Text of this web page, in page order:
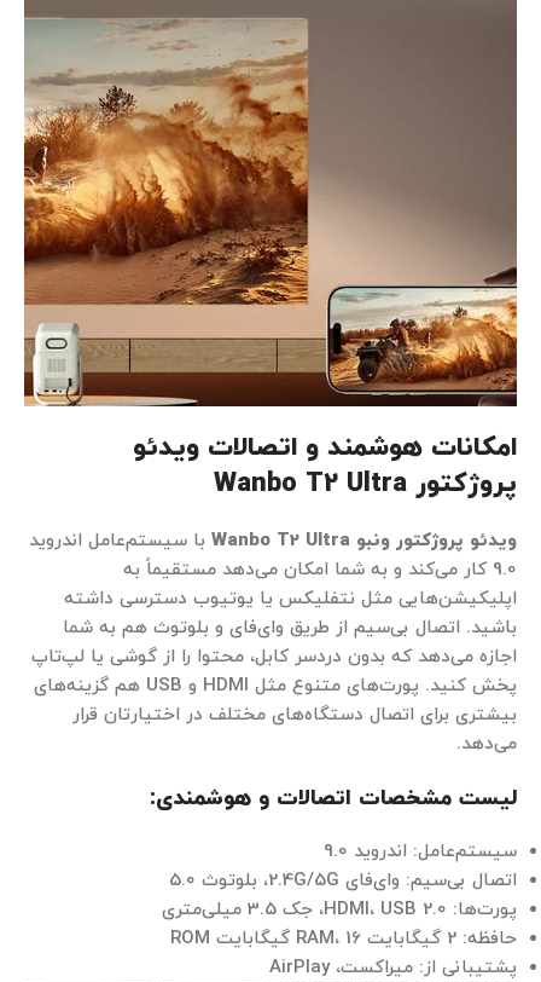
امکانات هوشمند و اتصالات ویدئو
پروژکتور Wanbo T2 Ultra
ویدئو پروژکتور ونبو Wanbo T2 Ultra با سیستم‌عامل اندروید
9.0 کار می‌کند و به شما امکان می‌دهد مستقیماً به
اپلیکیشن‌هایی مثل نتفلیکس یا یوتیوب دسترسی داشته
باشید. اتصال بی‌سیم از طریق وای‌فای و بلوتوث هم به شما
اجازه می‌دهد که بدون دردسر کابل، محتوا را از گوشی یا لپ‌تاپ
پخش کنید. پورت‌های متنوع مثل HDMI و USB هم گزینه‌های
بیشتری برای اتصال دستگاه‌های مختلف در اختیارتان قرار
می‌دهد.
لیست مشخصات اتصالات و هوشمندی:
سیستم‌عامل: اندروید 9.0
اتصال بی‌سیم: وای‌فای 2.4G/5G، بلوتوث 5.0
پورت‌ها: HDMI، USB 2.0، جک 3.5 میلی‌متری
حافظه: 2 گیگابایت RAM، 16 گیگابایت ROM
پشتیبانی از: میراکست، AirPlay